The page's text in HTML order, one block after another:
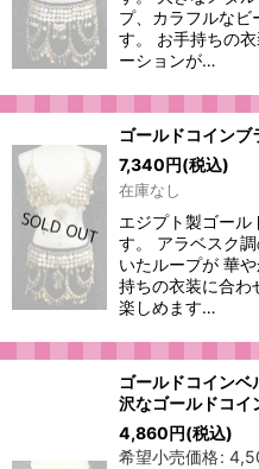
プ、カラフルなビ
す。 お手持ちの
ーションが…
ゴールドコインブ
7,340円(税込)
在庫なし
エジプト製ゴール
す。 アラベスク
いたループが 華
持ちの衣装に合わ
楽しめます…
ゴールドコイン
沢なゴールドコイ
4,860円(税込)
希望小売価格: